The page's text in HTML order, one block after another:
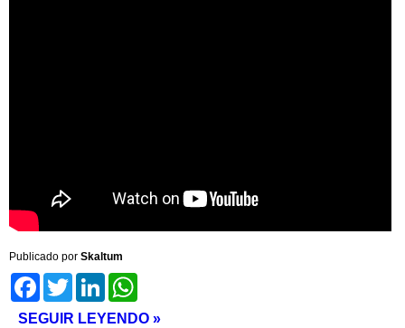
Publicado por Skaltum
FacebookTwitter LinkedIn
SEGUIR LEYENDO »